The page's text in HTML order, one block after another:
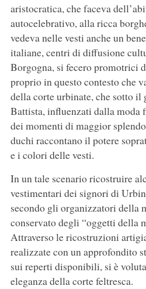
aristocratica, che faceva
autocelebrativo, alla ricca
vedeva nelle vesti anche un
italiane, centri di diffusione
Borgogna, si fecero promotrici
proprio in questo contesto che
della corte urbinate, che sotto il
Battista, influenzati dalla moda
dei momenti di maggior
duchi raccontano il potere
e i colori delle vesti.
In un tale scenario ricostruire
vestimentari dei signori di
secondo gli organizzatori della
conservato degli “oggetti della
Attraverso le ricostruzioni
realizzate con un approfondito
sui reperti disponibili, si è
eleganza della corte feltresca.